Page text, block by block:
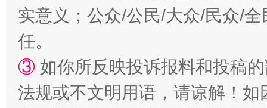
实意义；公众/公民/大众/民众/
任。
③ 如你所反映投诉报料和投稿
法规或不文明用语，请谅解！